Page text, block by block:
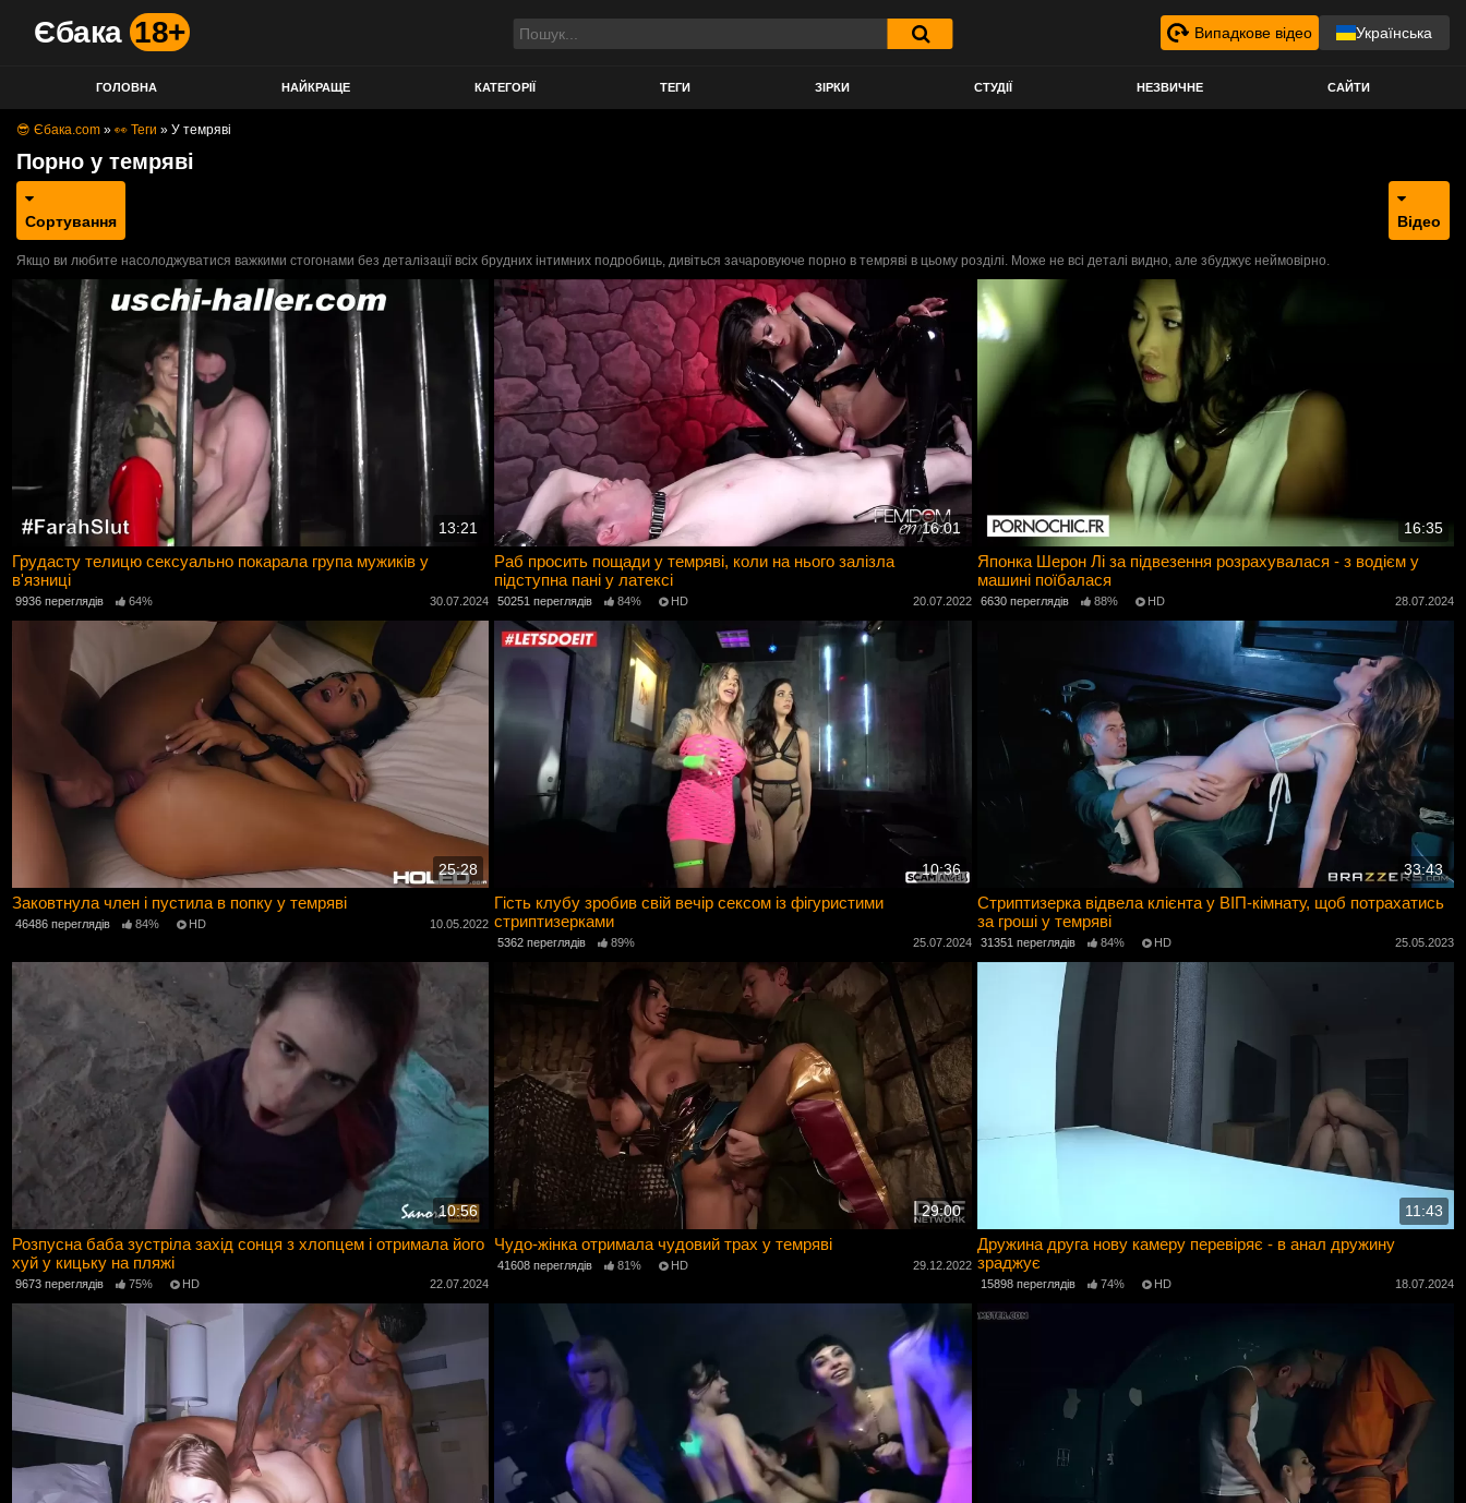
Єбака 18+ Випадкове відео Українська
ГОЛОВНА НАЙКРАЩЕ КАТЕГОРІЇ ТЕГИ ЗІРКИ СТУДІЇ НЕЗВИЧНЕ САЙТИ
😎 Єбака.com » 👀 Теги » У темряві
Порно у темряві
Сортування Відео
Якщо ви любите насолоджуватися важкими стогонами без деталізації всіх брудних інтимних подробиць, дивіться зачаровуюче порно в темряві в цьому розділі. Може не всі деталі видно, але збуджує неймовірно.
13:21
Грудасту телицю сексуально покарала група мужиків у
в'язниці
9936 переглядів 64% 30.07.2024
16:01
Раб просить пощади у темряві, коли на нього залізла
підступна пані у латексі
50251 переглядів 84% HD 20.07.2022
16:35
Японка Шерон Лі за підвезення розрахувалася - з водієм у
машині поїбалася
6630 переглядів 88% HD 28.07.2024
25:28
Заковтнула член і пустила в попку у темряві
46486 переглядів 84% HD 10.05.2022
10:36
Гість клубу зробив свій вечір сексом із фігуристими
стриптизерками
5362 переглядів 89% 25.07.2024
33:43
Стриптизерка відвела клієнта у ВІП-кімнату, щоб потрахатись
за гроші у темряві
31351 переглядів 84% HD 25.05.2023
10:56
Розпусна баба зустріла захід сонця з хлопцем і отримала його
хуй у кицьку на пляжі
9673 переглядів 75% HD 22.07.2024
29:00
Чудо-жінка отримала чудовий трах у темряві
41608 переглядів 81% HD 29.12.2022
11:43
Дружина друга нову камеру перевіряє - в анал дружину
зраджує
15898 переглядів 74% HD 18.07.2024